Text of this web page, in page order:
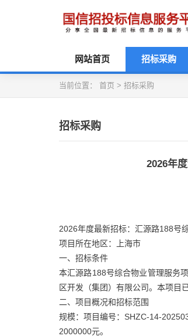
网站首页 招标采购
当前位置： 首页 > 招标采购
招标采购
2026年
2026年度最新招标：汇源路188号
项目所在地区：上海市
一、招标条件
本汇源路188号综合物业管理服务
区开发（集团）有限公司。本项目
二、项目概况和招标范围
规模：项目编号：SHZC-14-
2000000元。